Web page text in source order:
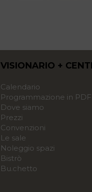
VISIONARIO +
Calendario
Programmazione in PDF
Dove siamo
Prezzi
Convenzioni
Le sale
Noleggio spazi
Bistrò
Bu.chetto